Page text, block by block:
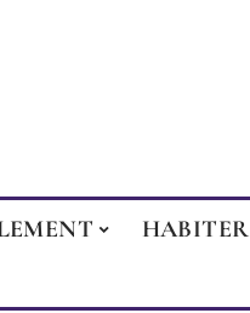
HABITER